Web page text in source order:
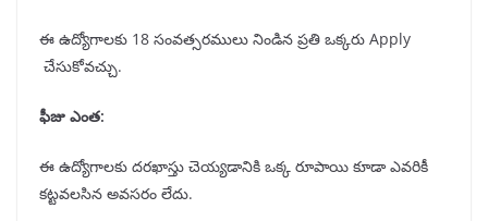
ఈ ఉద్యోగాలకు 18 సంవత్సరములు నిండిన ప్రతి ఒక్కరు Apply
చేసుకోవచ్చు.
ఫీజు ఎంత:
ఈ ఉద్యోగాలకు దరఖాస్తు చెయ్యడానికి ఒక్క రూపాయి కూడా ఎవరికీ
కట్టవలసిన అవసరం లేదు.